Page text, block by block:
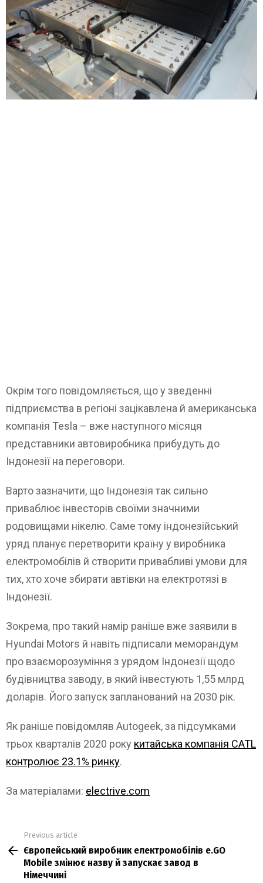
Окрім того повідомляється, що у зведенні
підприємства в регіоні зацікавлена й американська
компанія Tesla – вже наступного місяця
представники автовиробника прибудуть до
Індонезії на переговори.
Варто зазначити, що Індонезія так сильно
приваблює інвесторів своїми значними
родовищами нікелю. Саме тому індонезійський
уряд планує перетворити країну у виробника
електромобілів й створити привабливі умови для
тих, хто хоче збирати автівки на електротязі в
Індонезії.
Зокрема, про такий намір раніше вже заявили в
Hyundai Motors й навіть підписали меморандум
про взаєморозуміння з урядом Індонезії щодо
будівництва заводу, в який інвестують 1,55 млрд
доларів. Його запуск запланований на 2030 рік.
Як раніше повідомляв Autogeek, за підсумками
трьох кварталів 2020 року китайська компанія CATL
контролює 23.1% ринку.
За матеріалами: electrive.com
more
Previous article
Європейський виробник електромобілів e.GO
Mobile змінює назву й запускає завод в
Німеччині